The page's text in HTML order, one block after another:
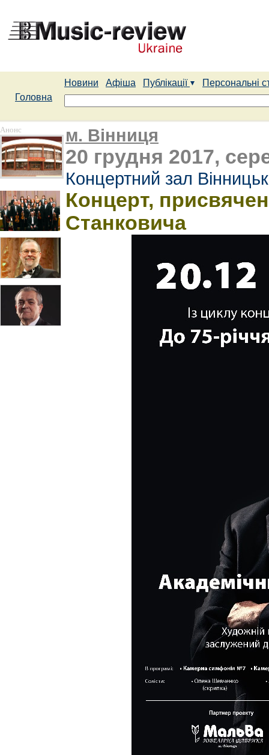
Новини Афіша Публікації
Персональні
Головна
Анонс м. Вінниця
20 грудня 2017,
Концертний зал
Концерт,
Станковича